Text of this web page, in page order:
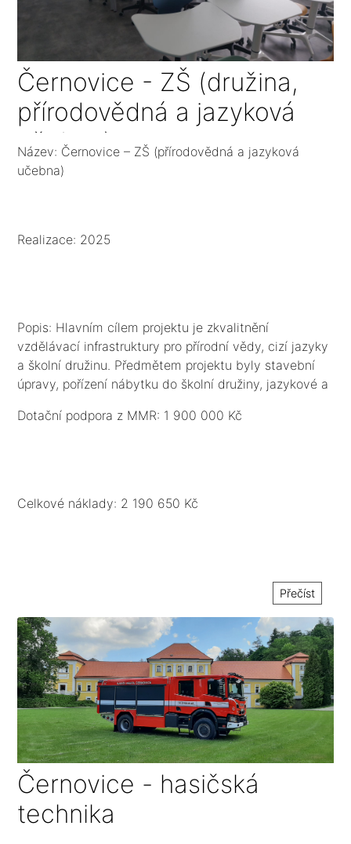
Černovice - ZŠ (družina,
přírodovědná a jazyková
učebna)
Název: Černovice – ZŠ (přírodovědná a jazyková
učebna)
Realizace: 2025
Popis: Hlavním cílem projektu je zkvalitnění
vzdělávací infrastruktury pro přírodní vědy, cizí jazyky
a školní družinu. Předmětem projektu byly stavební
úpravy, pořízení nábytku do školní družiny, jazykové a
Dotační podpora z MMR: 1 900 000 Kč
Celkové náklady: 2 190 650 Kč
Přečíst
Černovice - hasičská
technika